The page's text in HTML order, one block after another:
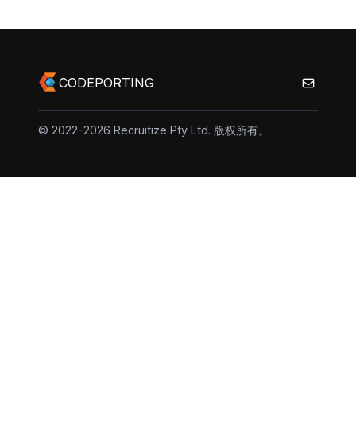
CODEPORTING
© 2022-2026 Recruitize Pty Ltd. 版权所有。